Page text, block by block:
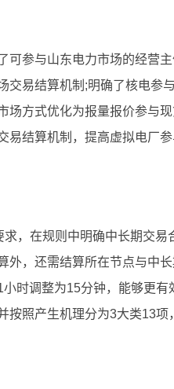
可参与山东电力市场的经营
交易结算机制;明确了核电参
场方式优化为报量报价参与
结算机制，提高虚拟电厂参
，在规则中明确中长期交
外，还需结算所在节点与中
时调整为15分钟，能够更
按照产生机理分为3大类13